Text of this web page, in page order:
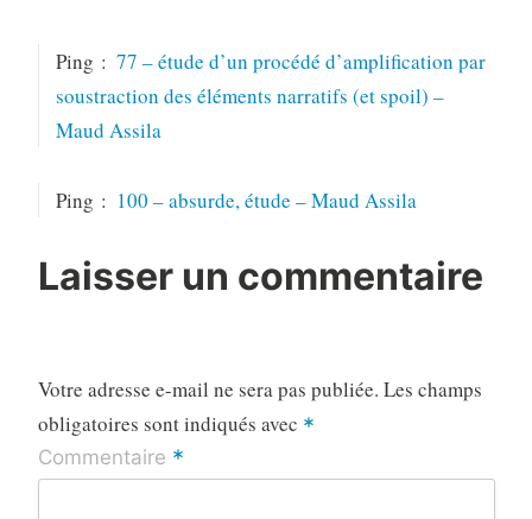
Ping : 77 – étude d’un procédé d’amplification par
soustraction des éléments narratifs (et spoil) –
Maud Assila
Ping : 100 – absurde, étude – Maud Assila
Laisser un commentaire
Votre adresse e-mail ne sera pas publiée. Les champs
obligatoires sont indiqués avec *
Commentaire *